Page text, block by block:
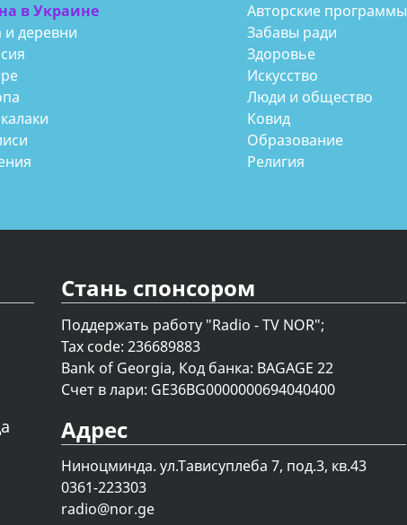
в Украине
и деревни
Авторские программы
Забавы ради
Здоровье
Искусство
Люди и общество
Ковид
Образование
Религия
Стань спонсором
Поддержать работу "Radio - TV NOR";
Tax code: 236689883
Bank of Georgia, Код банка: BAGAGE 22
Счет в лари: GE36BG0000000694040400
Адрес
Ниноцминда. ул.Тависуплеба 7, под.3, кв.43
0361-223303
radio@nor.ge